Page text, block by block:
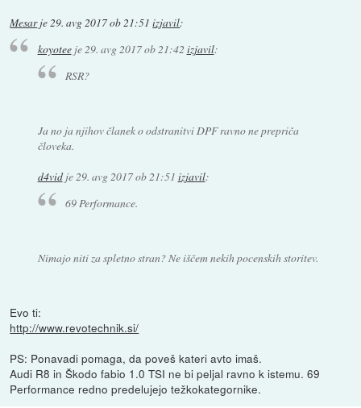
Mesarje 29. avg 2017 ob 21:51 izjavil:
koyoteeje29. avg 2017 ob 21:42 izjavil:
RSR?
Ja no ja njihov članek o odstranitvi DPF ravno ne prepriča
človeka.
d4vidje29. avg 2017 ob 21:51 izjavil:
69 Performance.
Nimajo niti za spletno stran? Ne iščem nekih pocenskih storitev.
Evo ti:
http://www.revotechnik.si/
PS: Ponavadi pomaga, da poveš kateri avto imaš.
Audi R8 in Škodo fabio 1.0 TSI ne bi peljal ravno k istemu. 69
Performance redno predelujejo težkokategornike.